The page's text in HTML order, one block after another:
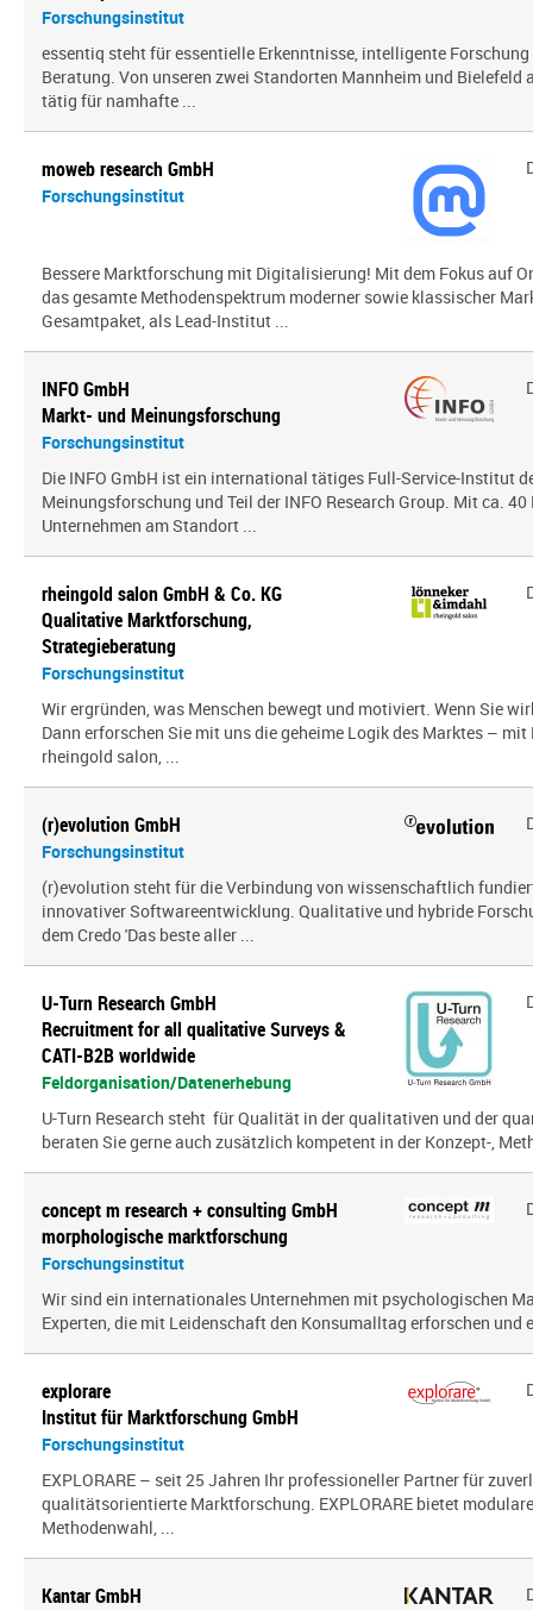
Forschungsinstitut
essentiq steht für essentielle Erkenntnisse, intelligente
Beratung. Von unseren zwei Standorten Mannheim und Bielefeld
tätig für namhafte ...
moweb research GmbH
Forschungsinstitut
Bessere Marktforschung mit Digitalisierung! Mit dem Fokus auf
das gesamte Methodenspektrum moderner sowie klassischer
Gesamtpaket, als Lead-Institut ...
INFO GmbH
Markt- und Meinungsforschung
Forschungsinstitut
Die INFO GmbH ist ein international tätiges Full-Service-Institut
Meinungsforschung und Teil der INFO Research Group. Mit ca.
Unternehmen am Standort ...
rheingold salon GmbH & Co. KG
Qualitative Marktforschung,
Strategieberatung
Forschungsinstitut
Wir ergründen, was Menschen bewegt und motiviert. Wenn Sie
Dann erforschen Sie mit uns die geheime Logik des Marktes –
rheingold salon, ...
(r)evolution GmbH
Forschungsinstitut
(r)evolution steht für die Verbindung von wissenschaftlich
innovativer Softwareentwicklung. Qualitative und hybride
dem Credo 'Das beste aller ...
U-Turn Research GmbH
Recruitment for all qualitative Surveys &
CATI-B2B worldwide
Feldorganisation/Datenerhebung
U-Turn Research steht für Qualität in der qualitativen und der
beraten Sie gerne auch zusätzlich kompetent in der Konzept-,
concept m research + consulting GmbH
morphologische marktforschung
Forschungsinstitut
Wir sind ein inter­na­tio­nales Unternehmen mit psy­cho­lo­gi­schen
Experten, die mit Leidenschaft den Konsumalltag erfor­schen und
explorare
Institut für Marktforschung GmbH
Forschungsinstitut
EXPLORARE – seit 25 Jahren Ihr professioneller Partner für
qualitätsorientierte Marktforschung. EXPLORARE bietet
Methodenwahl, ...
Kantar GmbH